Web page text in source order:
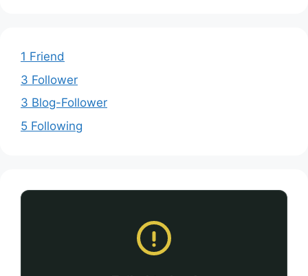
1 Friend
3 Follower
3 Blog-Follower
5 Following